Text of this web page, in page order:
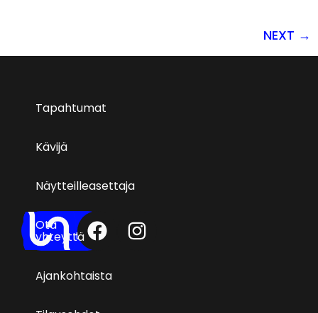
NEXT →
Tapahtumat
Kävijä
Näytteilleasettaja
Ota
yhteyttä
Ajankohtaista
Ota
yhteyttä